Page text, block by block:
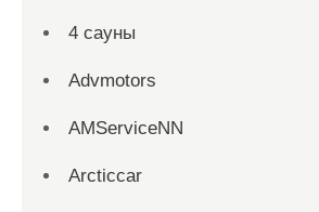
4 сауны
Advmotors
AMServiceNN
Arcticcar